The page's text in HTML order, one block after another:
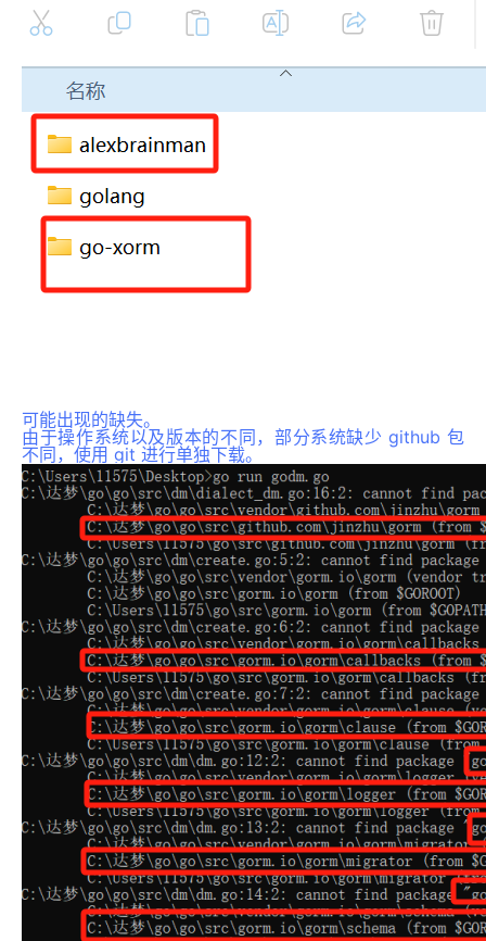
可能出现的缺失。
由于操作系统以及版本的不同，部分系统缺少 github 包
不同，使用 git 进行单独下载。